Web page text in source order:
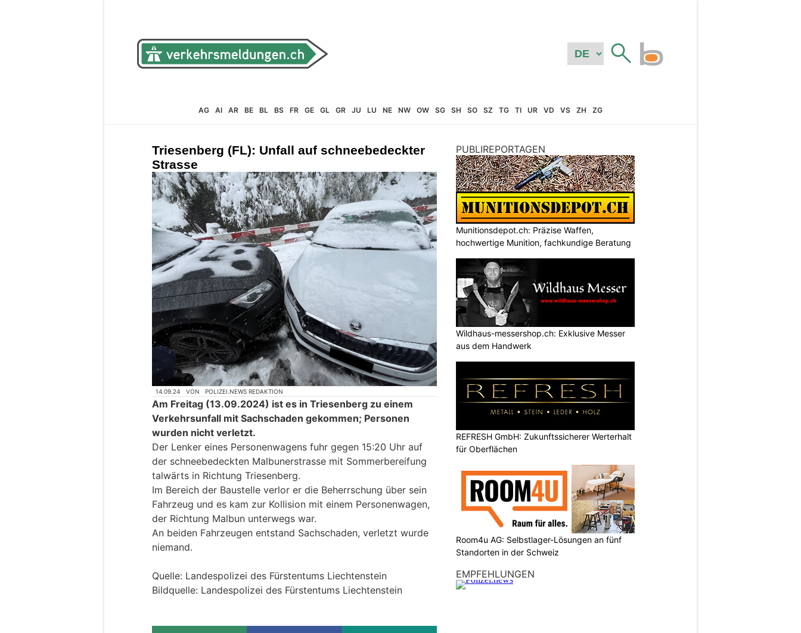
AG AI AR BE BL BS FR GE GL GR JU LU NE NW OW SG SH SO SZ TG TI UR VD VS ZH ZG
Triesenberg (FL): Unfall auf schneebedeckter
Strasse
14.09.24 VON POLIZEI.NEWS REDAKTION
Am Freitag (13.09.2024) ist es in Triesenberg zu einem
Verkehrsunfall mit Sachschaden gekommen; Personen
wurden nicht verletzt.
Der Lenker eines Personenwagens fuhr gegen 15:20 Uhr auf
der schneebedeckten Malbunerstrasse mit Sommerbereifung
talwärts in Richtung Triesenberg.
Im Bereich der Baustelle verlor er die Beherrschung über sein
Fahrzeug und es kam zur Kollision mit einem Personenwagen,
der Richtung Malbun unterwegs war.
An beiden Fahrzeugen entstand Sachschaden, verletzt wurde
niemand.
Quelle: Landespolizei des Fürstentums Liechtenstein
Bildquelle: Landespolizei des Fürstentums Liechtenstein
PUBLIREPORTAGEN
Munitionsdepot.ch: Präzise Waffen,
hochwertige Munition, fachkundige Beratung
Wildhaus-messershop.ch: Exklusive Messer
aus dem Handwerk
REFRESH GmbH: Zukunftssicherer Werterhalt
für Oberflächen
Room4u AG: Selbstlager-Lösungen an fünf
Standorten in der Schweiz
EMPFEHLUNGEN